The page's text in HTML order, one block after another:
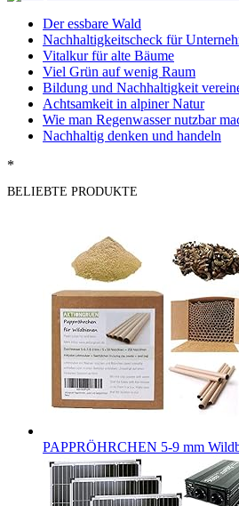
Der essbare Wald
Nachhaltigkeitscheck für
Vitalkur für alte Bäume
Viel Grün auf wenig Raum
Bildung und Nachhaltigkeit
Achtsamkeit in alpiner Natur
Wie man Regenwasser nutzbar
Nachhaltig denken und handeln
*
BELIEBTE PRODUKTE
PAPPRÖHRCHEN 5-9 mm